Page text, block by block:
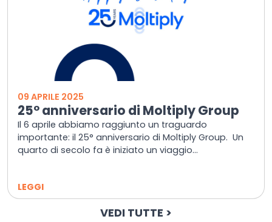
09 APRILE 2025
25° anniversario di Moltiply Group
Il 6 aprile abbiamo raggiunto un traguardo
importante: il 25° anniversario di Moltiply Group. Un
quarto di secolo fa è iniziato un viaggio...
LEGGI
VEDI TUTTE >